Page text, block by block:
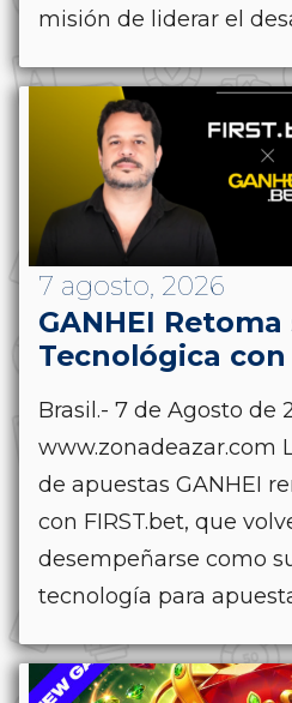
misión de liderar el
7 agosto, 2026
GANHEI
Tecnológica con
Brasil.- 7 de Agosto de
www.zonadeazar.com
de apuestas GANHEI
con FIRST.bet, que
desempeñarse como
tecnología para